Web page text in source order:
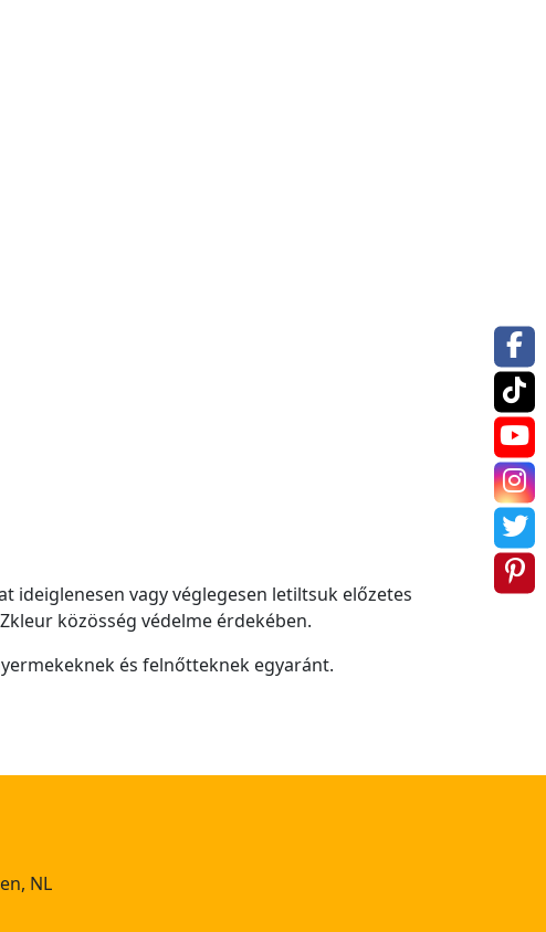
ideiglenesen vagy véglegesen letiltsuk előzetes
közösség védelme érdekében.
és felnőtteknek egyaránt.
NL